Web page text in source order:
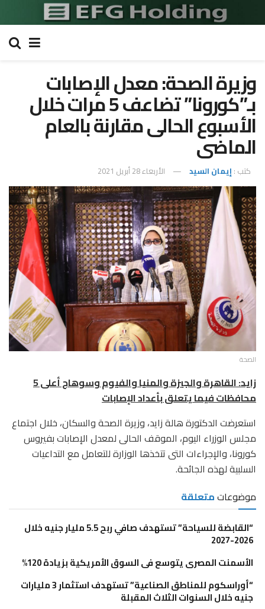
وزيرة الصحة: معدل الإصابات
بـ”كورونا” تضاعف 5 مرات خلال
الأسبوع الحالى مقارنة بالعام
الماضى
كتب : إيمان السيد الأربعاء 28 أبريل 2021
الصحة
زايد: القاهرة والجيزة والمنيا والفيوم وسوهاج أعلى 5
محافظات فيما يتعلق بأعداد الإصابات
استعرضت الدكتورة هالة زايد، وزيرة الصحة والسكان، خلال اجتماع
مجلس الوزراء اليوم، الموقف الحالى لمعدل الإصابات بفيروس
كورونا، والإجراءات التى تتخذها الوزارة للتعامل مع التداعيات
السلبية لهذه الجائحة.
موضوعاتمتعلقة
“القابضة للسياحة” تستهدف صافي ربح 5.5 مليار جنيه خلال
2026-2027
الأسمنت المصرى يتوسع فى السوق الأمريكية بزيادة 120%
“أوراسكوم للمناطق الصناعية” تستهدف استثمار 3 مليارات
جنيه خلال السنوات الثلاث المقبلة